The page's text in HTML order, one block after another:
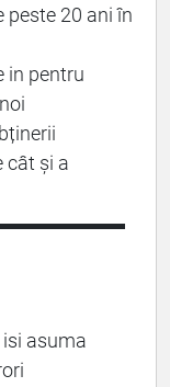
peste 20 ani în
in pentru
cât și a
asuma